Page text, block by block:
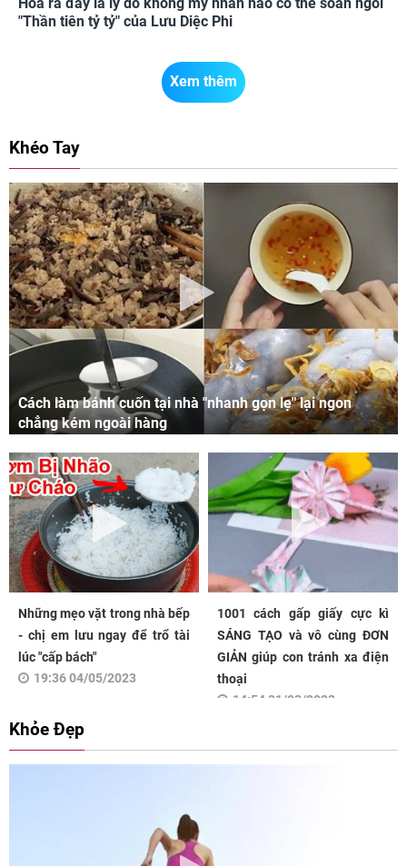
"Thần tiên tỷ tỷ" của Lưu Diệc Phi
Xem thêm
Khéo Tay
Cách làm bánh cuốn tại nhà "nhanh gọn lẹ" lại ngon
chẳng kém ngoài hàng
Những mẹo vặt trong nhà bếp
- chị em lưu ngay để trổ tài
lúc "cấp bách"
19:36 04/05/2023
1001 cách gấp giấy cực kì
SÁNG TẠO và vô cùng ĐƠN
GIẢN giúp con tránh xa điện
thoại
14:54 31/03/2023
Khỏe Đẹp